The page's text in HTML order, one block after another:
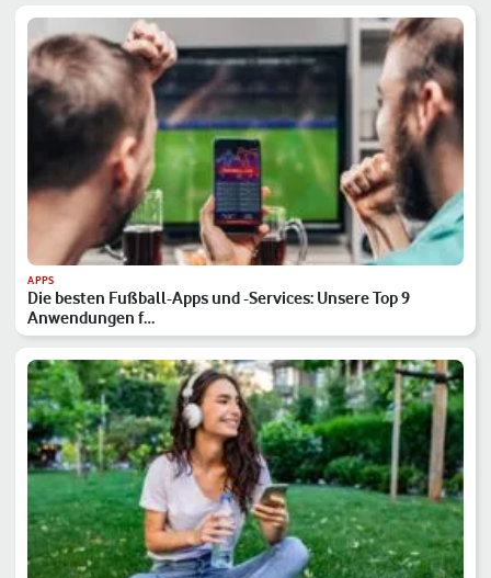
APPS
Die besten Fußball-Apps und -Services: Unsere Top 9
Anwendungen f…